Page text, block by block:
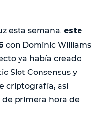
esta semana, este
con Dominic Williams
ya había creado
Slot Consensus y
criptografía, así
primera hora de